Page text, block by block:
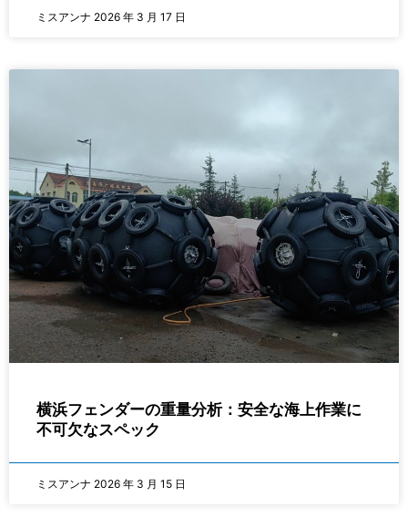
ミスアンナ 2026 年 3 月 17 日
横浜フェンダーの重量分析：安全な海上作業に
不可欠なスペック
ミスアンナ 2026 年 3 月 15 日